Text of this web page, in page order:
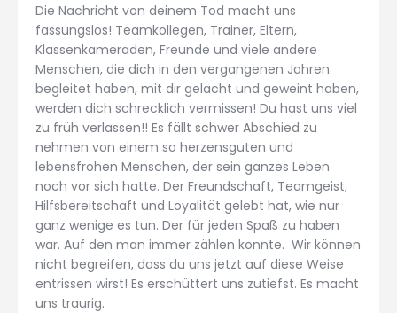
Die Nachricht von deinem Tod macht uns
fassungslos! Teamkollegen, Trainer, Eltern,
Klassenkameraden, Freunde und viele andere
Menschen, die dich in den vergangenen Jahren
begleitet haben, mit dir gelacht und geweint haben,
werden dich schrecklich vermissen! Du hast uns viel
zu früh verlassen!! Es fällt schwer Abschied zu
nehmen von einem so herzensguten und
lebensfrohen Menschen, der sein ganzes Leben
noch vor sich hatte. Der Freundschaft, Teamgeist,
Hilfsbereitschaft und Loyalität gelebt hat, wie nur
ganz wenige es tun. Der für jeden Spaß zu haben
war. Auf den man immer zählen konnte. Wir können
nicht begreifen, dass du uns jetzt auf diese Weise
entrissen wirst! Es erschüttert uns zutiefst. Es macht
uns traurig.